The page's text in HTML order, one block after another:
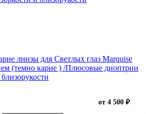
линзы для Светлых глаз Marquise
(темно карие ) /Плюсовые диоптрии
от 4 500 ₽